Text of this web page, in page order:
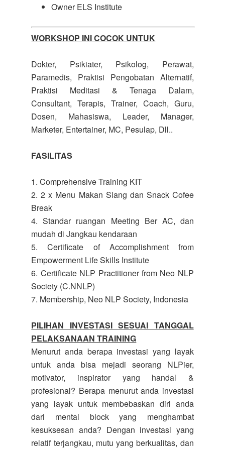
Owner ELS Institute
WORKSHOP INI COCOK UNTUK
Dokter, Psikiater, Psikolog, Perawat,
Paramedis, Praktisi Pengobatan Alternatif,
Praktisi Meditasi & Tenaga Dalam,
Consultant, Terapis, Trainer, Coach, Guru,
Dosen, Mahasiswa, Leader, Manager,
Marketer, Entertainer, MC, Pesulap, Dll..
FASILITAS
1. Comprehensive Training KIT
2. 2 x Menu Makan Siang dan Snack Cofee
Break
4. Standar ruangan Meeting Ber AC, dan
mudah di Jangkau kendaraan
5. Certificate of Accomplishment from
Empowerment Life Skills Institute
6. Certificate NLP Practitioner from Neo NLP
Society (C.NNLP)
7. Membership, Neo NLP Society, Indonesia
PILIHAN INVESTASI SESUAI TANGGAL
PELAKSANAAN TRAINING
Menurut anda berapa investasi yang layak
untuk anda bisa mejadi seorang NLPier,
motivator, inspirator yang handal &
profesional? Berapa menurut anda investasi
yang layak untuk membebaskan diri anda
dari mental block yang menghambat
kesuksesan anda? Dengan investasi yang
relatif terjangkau, mutu yang berkualitas, dan